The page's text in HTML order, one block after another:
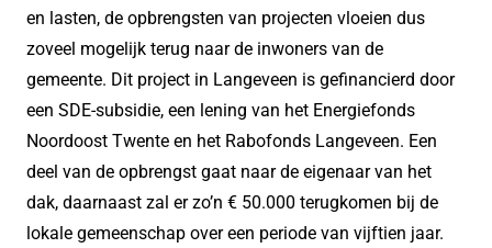
en lasten, de opbrengsten van projecten vloeien dus
zoveel mogelijk terug naar de inwoners van de
gemeente. Dit project in Langeveen is gefinancierd door
een SDE-subsidie, een lening van het Energiefonds
Noordoost Twente en het Rabofonds Langeveen. Een
deel van de opbrengst gaat naar de eigenaar van het
dak, daarnaast zal er zo’n € 50.000 terugkomen bij de
lokale gemeenschap over een periode van vijftien jaar.